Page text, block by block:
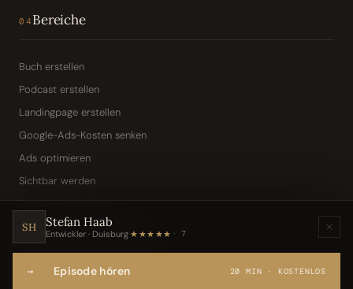
04Bereiche
Buch erstellen
Podcast erstellen
Landingpage erstellen
Google-Ads-Kosten senken
Ads optimieren
Sichtbar werden
Digitale Visitenkarte
KI-Assistent (Toni · Jarvis)
Webseite per Sprache
SH Stefan Haab
Entwickler · Duisburg·★★★★★ 7
→ Episode hören 20 MIN · KOSTENLOS